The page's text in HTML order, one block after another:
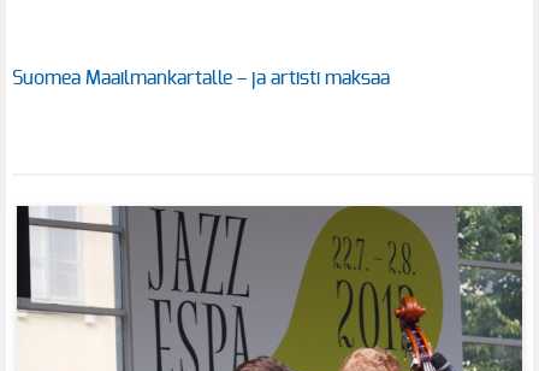
Suomea Maailmankartalle – ja artisti maksaa